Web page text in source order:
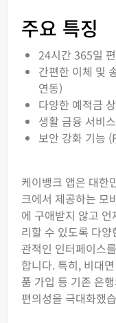
주요 특징
24시간 365일
간편한 이체 및
연동)
다양한 예적금
생활 금융 서비
보안 강화 기능
케이뱅크 앱은 대한
크에서 제공하는 모
에 구애받지 않고
리할 수 있도록 다
관적인 인터페이스
합니다. 특히, 비대
품 가입 등 기존 은
편의성을 극대화했